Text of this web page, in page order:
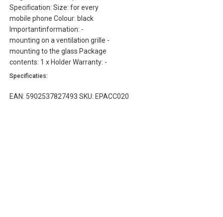
Specification: Size: for every
mobile phone Colour: black
Importantinformation: -
mounting on a ventilation grille -
mounting to the glass Package
contents: 1 x Holder Warranty: -
Specificaties:
EAN: 5902537827493 SKU: EPACC020